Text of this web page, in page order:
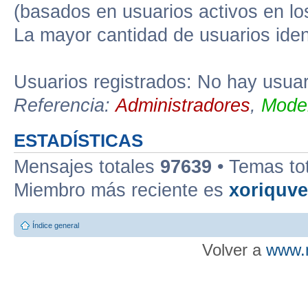
(basados en usuarios activos en
La mayor cantidad de usuarios
Usuarios registrados: No hay
Referencia:Administradores,
ESTADÍSTICAS
Mensajes totales 97639 • Temas
Miembro más reciente es
Índice general
Volver a